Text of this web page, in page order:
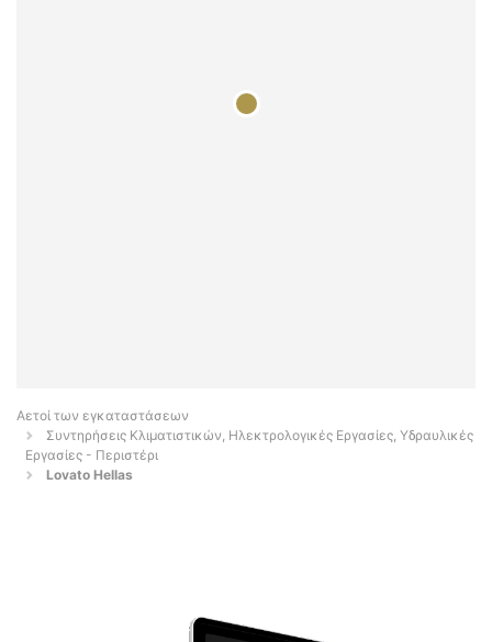
Αετοί των εγκαταστάσεων
Συντηρήσεις Κλιματιστικών, Ηλεκτρολογικές Εργασίες, Υδραυλικές
Εργασίες - Περιστέρι
Lovato Hellas